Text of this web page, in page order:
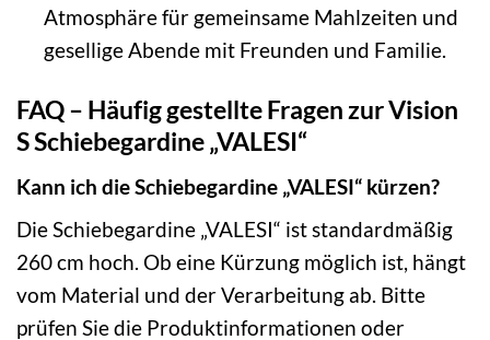
Atmosphäre für gemeinsame Mahlzeiten und
gesellige Abende mit Freunden und Familie.
FAQ – Häufig gestellte Fragen zur Vision
S Schiebegardine „VALESI“
Kann ich die Schiebegardine „VALESI“ kürzen?
Die Schiebegardine „VALESI“ ist standardmäßig
260 cm hoch. Ob eine Kürzung möglich ist, hängt
vom Material und der Verarbeitung ab. Bitte
prüfen Sie die Produktinformationen oder